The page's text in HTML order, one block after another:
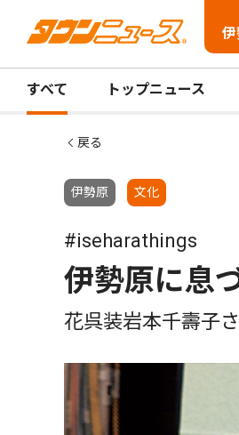
すべて トップニュース
戻る
伊勢原 文化
#iseharathings
伊勢原に息
花呉装岩本千壽子